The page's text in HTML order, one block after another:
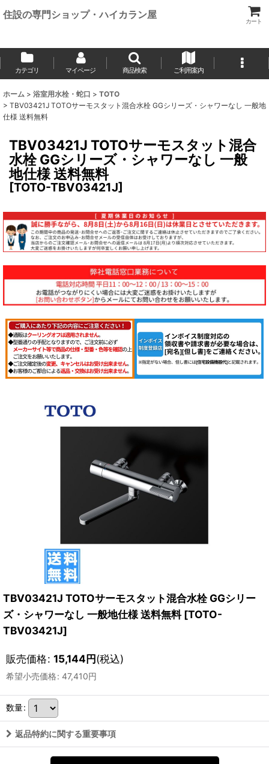
住設の専門ショップ・ハイカラン屋
カート
カテゴリ マイページ 商品検索 ご利用案内
ホーム > 浴室用水栓・蛇口 > TOTO
> TBV03421J TOTOサーモスタット混合水栓 GGシリーズ・シャワーなし 一般地
仕様 送料無料
TBV03421J TOTOサーモスタット混合
水栓 GGシリーズ・シャワーなし 一般
地仕様 送料無料
[TOTO-TBV03421J]
TBV03421J TOTOサーモスタット混合水栓 GGシリー
ズ・シャワーなし 一般地仕様 送料無料 [TOTO-
TBV03421J]
販売価格: 15,144円(税込)
希望小売価格: 47,410円
数量:
返品特約に関する重要事項